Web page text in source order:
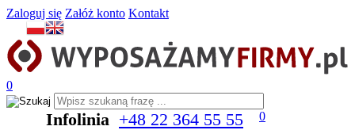
Zaloguj się Załóż konto Kontakt
0
Infolinia +48 22 364 55 55
0